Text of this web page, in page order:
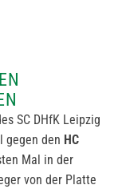
SC DHfK Leipzig
gegen den HC
Mal in der
von der Platte